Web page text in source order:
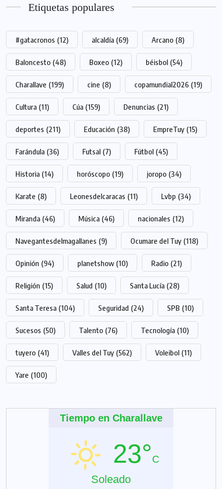
Etiquetas populares
#gatacronos (12) alcaldía (69) Arcano (8)
Baloncesto (48) Boxeo (12) béisbol (54)
Charallave (199) cine (8) copamundial2026 (19)
Cultura (11) Cúa (159) Denuncias (21)
deportes (211) Educación (38) EmpreTuy (15)
Farándula (36) Futsal (7) Fútbol (45)
Historia (14) horóscopo (19) joropo (34)
Karate (8) Leonesdelcaracas (11) Lvbp (34)
Miranda (46) Música (46) nacionales (12)
Navegantesdelmagallanes (9) Ocumare del Tuy (118)
Opinión (94) planetshow (10) Radio (21)
Religión (15) Salud (10) Santa Lucía (28)
Santa Teresa (104) Seguridad (24) SPB (10)
Sucesos (50) Talento (76) Tecnología (10)
tuyero (41) Valles del Tuy (562) Voleibol (11)
Yare (100)
Tiempo en Charallave
23°C
Soleado